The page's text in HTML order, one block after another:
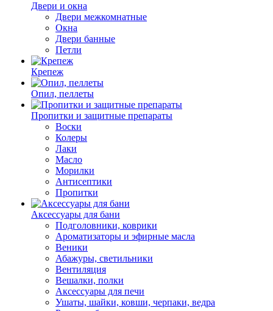
Двери и окна
Двери межкомнатные
Окна
Двери банные
Петли
Крепеж
Опил, пеллеты
Пропитки и защитные препараты
Воски
Колеры
Лаки
Масло
Морилки
Антисептики
Пропитки
Аксессуары для бани
Подголовники, коврики
Ароматизаторы и эфирные масла
Веники
Абажуры, светильники
Вентиляция
Вешалки, полки
Аксессуары для печи
Ушаты, шайки, ковши, черпаки, ведра